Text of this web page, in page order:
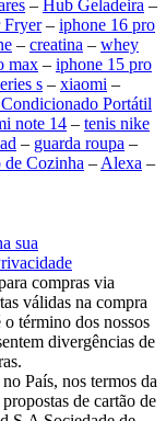
– Hub Geladeira –
– iphone 16 pro
– creatina – whey
max – iphone 15 pro
s – xiaomi –
Portátil
note 14 – tenis nike
– guarda roupa –
Cozinha – Alexa –
sua
compras via
válidas na compra
término dos nossos
divergências de
País, nos termos da
de cartão de